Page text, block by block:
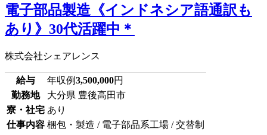
電子部品製造《インドネシア語通訳も
あり》30代活躍中＊
株式会社シェアレンス
給与 年収例3,500,000円
勤務地
大分県 豊後高田市
寮・社宅 あり
仕事内容 梱包・製造 / 電子部品系工場 / 交替制